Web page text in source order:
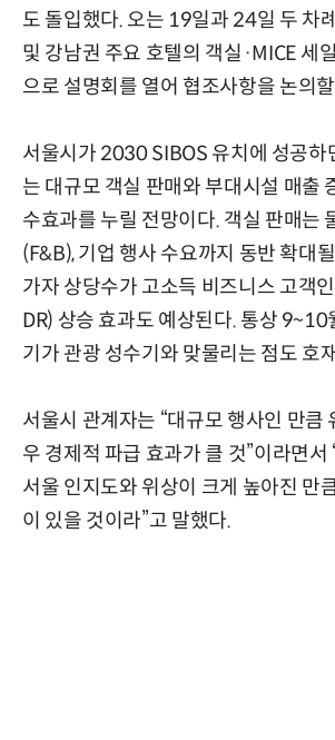
도 돌입했다. 오는 19일과 24일 두 차
및 강남권 주요 호텔의 객실·MICE 세
으로 설명회를 열어 협조사항을 논의
서울시가 2030 SIBOS 유치에 성공하
는 대규모 객실 판매와 부대시설 매출
수효과를 누릴 전망이다. 객실 판매는
(F&B), 기업 행사 수요까지 동반 확대
가자 상당수가 고소득 비즈니스 고객
DR) 상승 효과도 예상된다. 통상 9~10
기가 관광 성수기와 맞물리는 점도 호
서울시 관계자는 “대규모 행사인 만큼
우 경제적 파급 효과가 클 것”이라면서
서울 인지도와 위상이 크게 높아진 만
이 있을 것이라”고 말했다.